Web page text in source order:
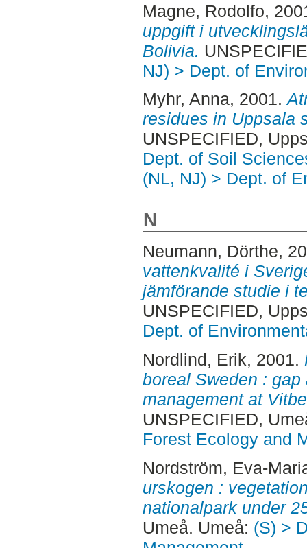
Magne, Rodolfo,
uppgift i
Bolivia.
NJ) > Dept. of
Myhr, Anna, 2001.
residues in Uppsala
UNSPECIFIED,
Dept. of Soil
(NL, NJ) > Dept. of
N
Neumann, Dörthe,
vattenkvalité i
jämförande studie i
UNSPECIFIED,
Dept. of
Nordlind, Erik, 2001.
boreal Sweden :
management at
UNSPECIFIED,
Forest Ecology and
Nordström, Eva-
urskogen :
nationalpark under
Umeå. Umeå: (S) >